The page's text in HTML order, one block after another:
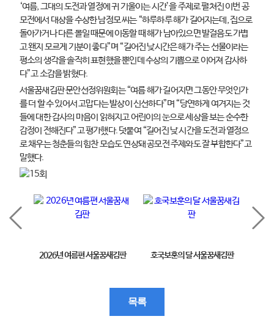
‘여름, 그대의 도전과 열정에 귀 기울이는 시간’을 주제로 펼쳐진 이번 공
모전에서 대상을 수상한 남정모 씨는 “하루하루 해가 길어지는데, 집으로
돌아가거나 다른 볼일 때문에 이동할 때 해가 남아있으면 발걸음도 가볍
고 왠지 모르게 기분이 좋다”며 “길어진 낮시간은 해가 주는 선물이라는
평소의 생각을 솔직히 표현했을 뿐인데 수상의 기쁨으로 이어져 감사하
다”고 소감을 밝혔다.
서울꿈새김판 문안선정위원회는 “여름 해가 길어지면 그동안 무엇인가
를 더 할 수 있어서 고맙다는 발상이 신선하다”며 “당연하게 여겨지는 것
들에 대한 감사의 마음이 읽혀지고 어린이의 눈으로 세상을 보는 순수한
감정이 전해진다”고 평가했다. 덧붙여 “길어진 낮 시간을 도전과 열정으
로 채우는 청춘들의 힘찬 모습도 연상돼 공모전 주제와도 잘 부합한다”고
말했다.
2026년 여름편 서울꿈새김판 호국보훈의 달 서울꿈새김판
목록